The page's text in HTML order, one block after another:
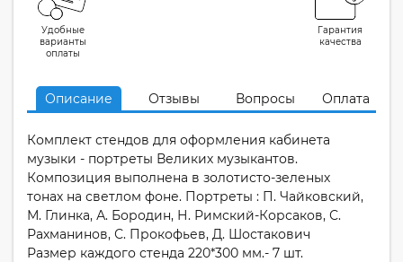
Удобные
варианты
оплаты
Гарантия
качества
Описание Отзывы Вопросы Оплата
Комплект стендов для оформления кабинета
музыки - портреты Великих музыкантов.
Композиция выполнена в золотисто-зеленых
тонах на светлом фоне. Портреты : П. Чайковский,
М. Глинка, А. Бородин, Н. Римский-Корсаков, С.
Рахманинов, С. Прокофьев, Д. Шостакович
Размер каждого стенда 220*300 мм.- 7 шт.